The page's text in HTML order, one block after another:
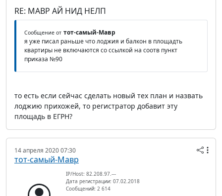
RE: МАВР АЙ НИД НЕЛП
Сообщение от тот-самый-Мавр
я уже писал раньше что лоджия и балкон в площадть
квартиры не включаются со ссылкой на соотв пункт
приказа №90
то есть если сейчас сделать новый тех план и назвать
лоджию прихожей, то регистратор добавит эту
площадь в ЕГРН?
14 апреля 2020 07:30
тот-самый-Мавр
IP/Host: 82.208.97.---
Дата регистрации: 07.02.2018
Сообщений: 2 614